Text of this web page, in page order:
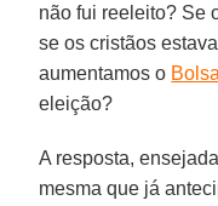
não fui reeleito? Se
se os cristãos
aumentamos o
eleição?
A resposta,
mesma que já